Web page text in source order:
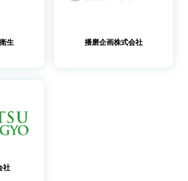
生 播磨企画株式会社
社